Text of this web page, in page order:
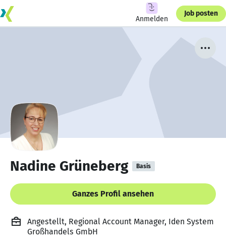
Anmelden
Job posten
Nadine Grüneberg Basis
Ganzes Profil ansehen
Angestellt, Regional Account Manager, Iden System
Großhandels GmbH